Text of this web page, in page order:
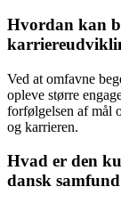
Hvordan kan
Ved at omfavne
opleve større
forfølgelsen af mål
og karrieren.
Hvad er den
dansk